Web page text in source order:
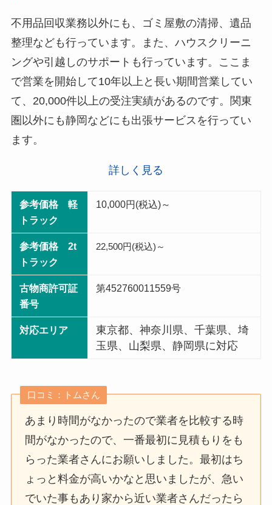
不用品回収業務以外にも、ゴミ屋敷の清掃、遺品
整理なども行っています。また、ハウスクリーニ
ングや引越しのサポートも行っています。ここま
で営業を開始して10年以上と長い期間営業してい
て、20,000件以上の受注実績があるのです。関東
圏以外にも静岡などにも出張サービスを行ってい
ます。
詳しく見る
参考価格 軽
トラック
10,000円(税込)～
参考価格 2t
トラック
22,500円(税込)～
古物商許可証
番号
第452760011559号
対応エリア
東京都、神奈川県、千葉県、埼
玉県、山梨県、静岡県に対応
口コミ：トムさん
あまり時間がなかったので業者を比較する時
間がなかったので、一番最初に見積もりをも
らった業者さんにお願いしました。最初はち
ょっと料金が高いかなと思いましたが、急い
でいた事もあり家から近い業者さんだったら